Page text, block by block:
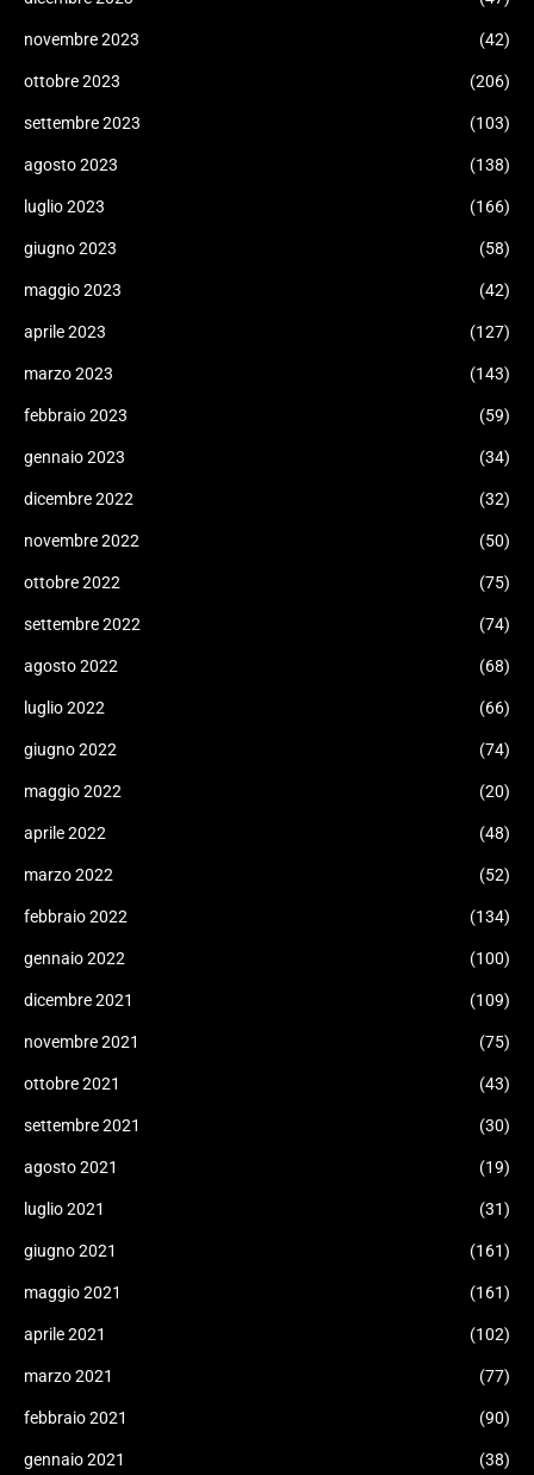
novembre 2023 (42)
ottobre 2023 (206)
settembre 2023 (103)
agosto 2023 (138)
luglio 2023 (166)
giugno 2023 (58)
maggio 2023 (42)
aprile 2023 (127)
marzo 2023 (143)
febbraio 2023 (59)
gennaio 2023 (34)
dicembre 2022 (32)
novembre 2022 (50)
ottobre 2022 (75)
settembre 2022 (74)
agosto 2022 (68)
luglio 2022 (66)
giugno 2022 (74)
maggio 2022 (20)
aprile 2022 (48)
marzo 2022 (52)
febbraio 2022 (134)
gennaio 2022 (100)
dicembre 2021 (109)
novembre 2021 (75)
ottobre 2021 (43)
settembre 2021 (30)
agosto 2021 (19)
luglio 2021 (31)
giugno 2021 (161)
maggio 2021 (161)
aprile 2021 (102)
marzo 2021 (77)
febbraio 2021 (90)
gennaio 2021 (38)